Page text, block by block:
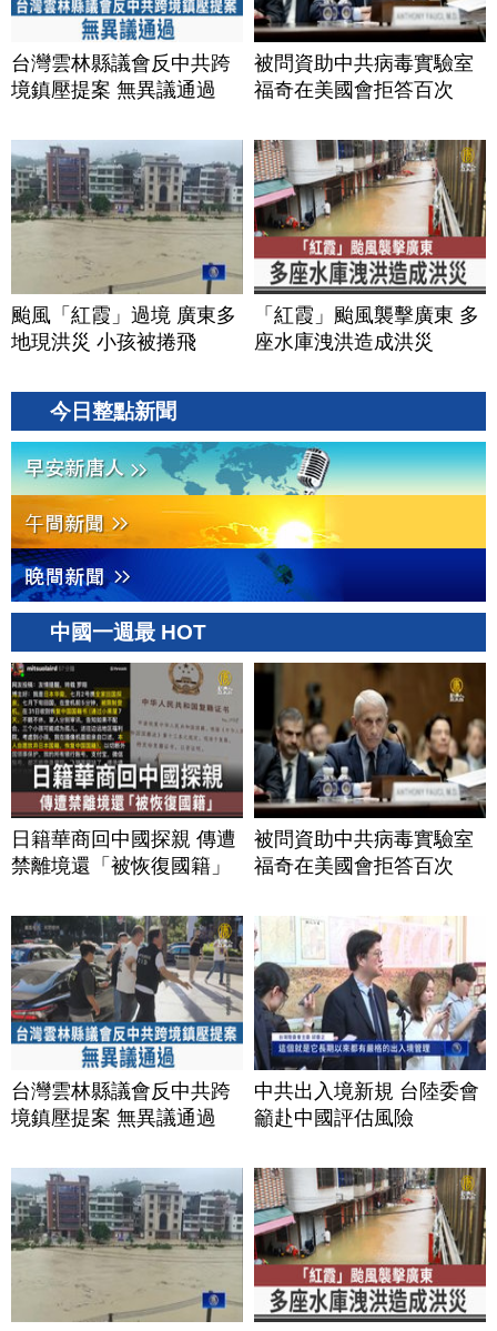
台灣雲林縣議會反中共跨
境鎮壓提案 無異議通過
被問資助中共病毒實驗室
福奇在美國會拒答百次
颱風「紅霞」過境 廣東多
地現洪災 小孩被捲飛
「紅霞」颱風襲擊廣東 多
座水庫洩洪造成洪災
今日整點新聞
中國一週最 HOT
日籍華商回中國探親 傳遭
禁離境還「被恢復國籍」
被問資助中共病毒實驗室
福奇在美國會拒答百次
台灣雲林縣議會反中共跨
境鎮壓提案 無異議通過
中共出入境新規 台陸委會
籲赴中國評估風險